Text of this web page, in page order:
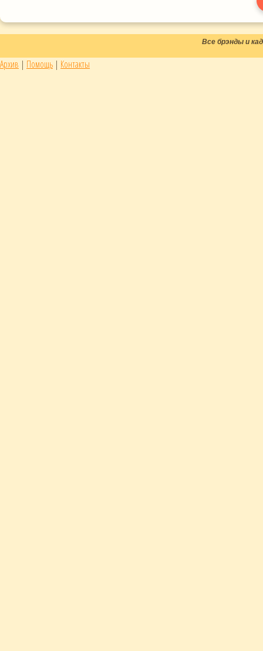
Все брэнды и
Архив | Помощь | Контакты